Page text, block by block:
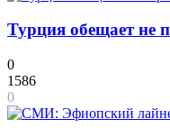
Турция обещает не
0
1586
0